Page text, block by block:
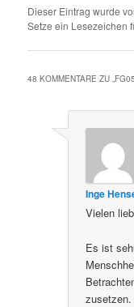
Dieser Eintrag wurde
Setze ein Lesezeichen
48 KOMMENTARE ZU „
Inge
Vielen
Es ist
zusetzen.